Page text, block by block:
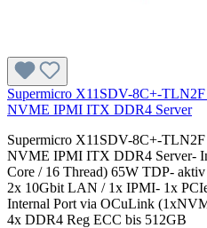
Supermicro X11SDV-8C+-
NVME IPMI ITX DDR4 Server
Supermicro X11SDV-8C+-
NVME IPMI ITX DDR4 Server-
Core / 16 Thread) 65W TDP-
2x 10Gbit LAN / 1x IPMI- 1x
Internal Port via OCuLink
4x DDR4 Reg ECC bis 512GB